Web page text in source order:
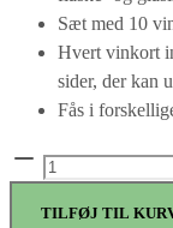
Sæt med 10
Hvert vinkort
sider, der kan
Fås i
Securit®
10
x
TILFØJ TIL